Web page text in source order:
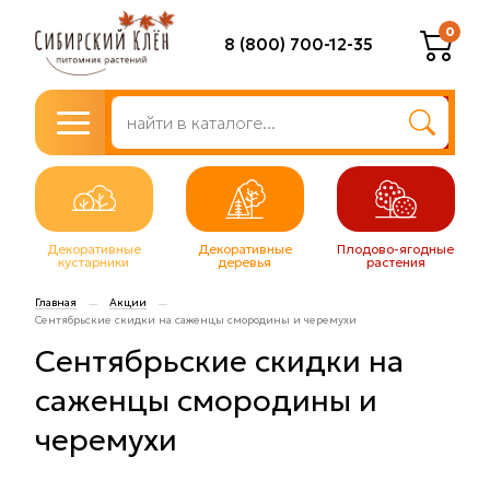
8 (800) 700-12-35
0
Декоративные
кустарники
Декоративные
деревья
Плодово-ягодные
растения
Главная — Акции
—
Сентябрьские скидки на саженцы смородины и черемухи
Сентябрьские скидки на
саженцы смородины и
черемухи